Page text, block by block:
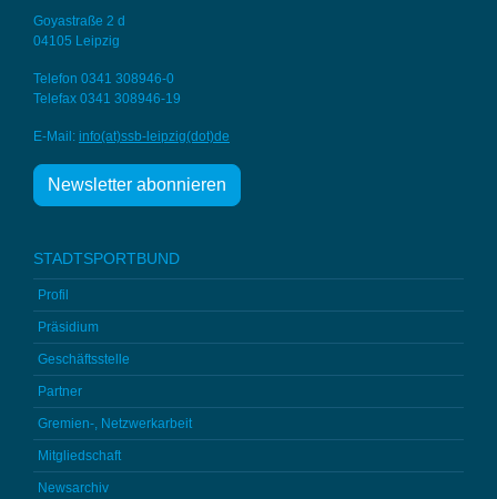
Goyastraße 2 d
04105 Leipzig
Telefon 0341 308946-0
Telefax 0341 308946-19
E-Mail: info(at)ssb- leipzig(dot)de
Newsletter abonnieren
STADTSPORTBUND
Profil
Präsidium
Geschäftsstelle
Partner
Gremien-, Netzwerkarbeit
Mitgliedschaft
Newsarchiv